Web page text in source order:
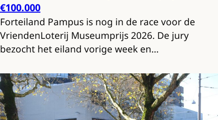
€100.000
Forteiland Pampus is nog in de race voor de
VriendenLoterij Museumprijs 2026. De jury
bezocht het eiland vorige week en…